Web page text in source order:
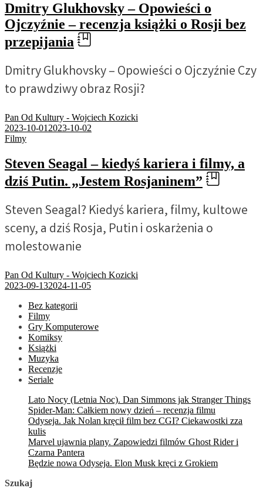
Dmitry Glukhovsky – Opowieści o
Ojczyźnie – recenzja książki o Rosji bez
przepijania
Dmitry Glukhovsky – Opowieści o Ojczyźnie Czy
to prawdziwy obraz Rosji?
Pan Od Kultury - Wojciech Kozicki
2023-10-01 2023-10-02
Filmy
Steven Seagal – kiedyś kariera i filmy, a
dziś Putin. „Jestem Rosjaninem”
Steven Seagal? Kiedyś kariera, filmy, kultowe
sceny, a dziś Rosja, Putin i oskarżenia o
molestowanie
Pan Od Kultury - Wojciech Kozicki
2023-09-132024-11-05
Bez kategorii
Filmy
Gry Komputerowe
Komiksy
Książki
Muzyka
Recenzje
Seriale
Lato Nocy (Letnia Noc). Dan Simmons jak Stranger Things
Spider-Man: Całkiem nowy dzień – recenzja filmu
Odyseja. Jak Nolan kręcił film bez CGI? Ciekawostki zza
kulis
Marvel ujawnia plany. Zapowiedzi filmów Ghost Rider i
Czarna Pantera
Będzie nowa Odyseja. Elon Musk kręci z Grokiem
Szukaj